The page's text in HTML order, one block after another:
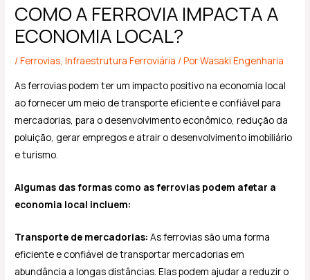
COMO A FERROVIA IMPACTA A
ECONOMIA LOCAL?
/Ferrovias,Infraestrutura Ferroviária / PorWasaki Engenharia
As ferrovias podem ter um impacto positivo na economia local
ao fornecer um meio de transporte eficiente e confiável para
mercadorias, para o desenvolvimento econômico, redução da
poluição, gerar empregos e atrair o desenvolvimento imobiliário
e turismo.
Algumas das formas como as ferrovias podem afetar a
economia local incluem:
Transporte de mercadorias: As ferrovias são uma forma
eficiente e confiável de transportar mercadorias em
abundância a longas distâncias. Elas podem ajudar a reduzir o